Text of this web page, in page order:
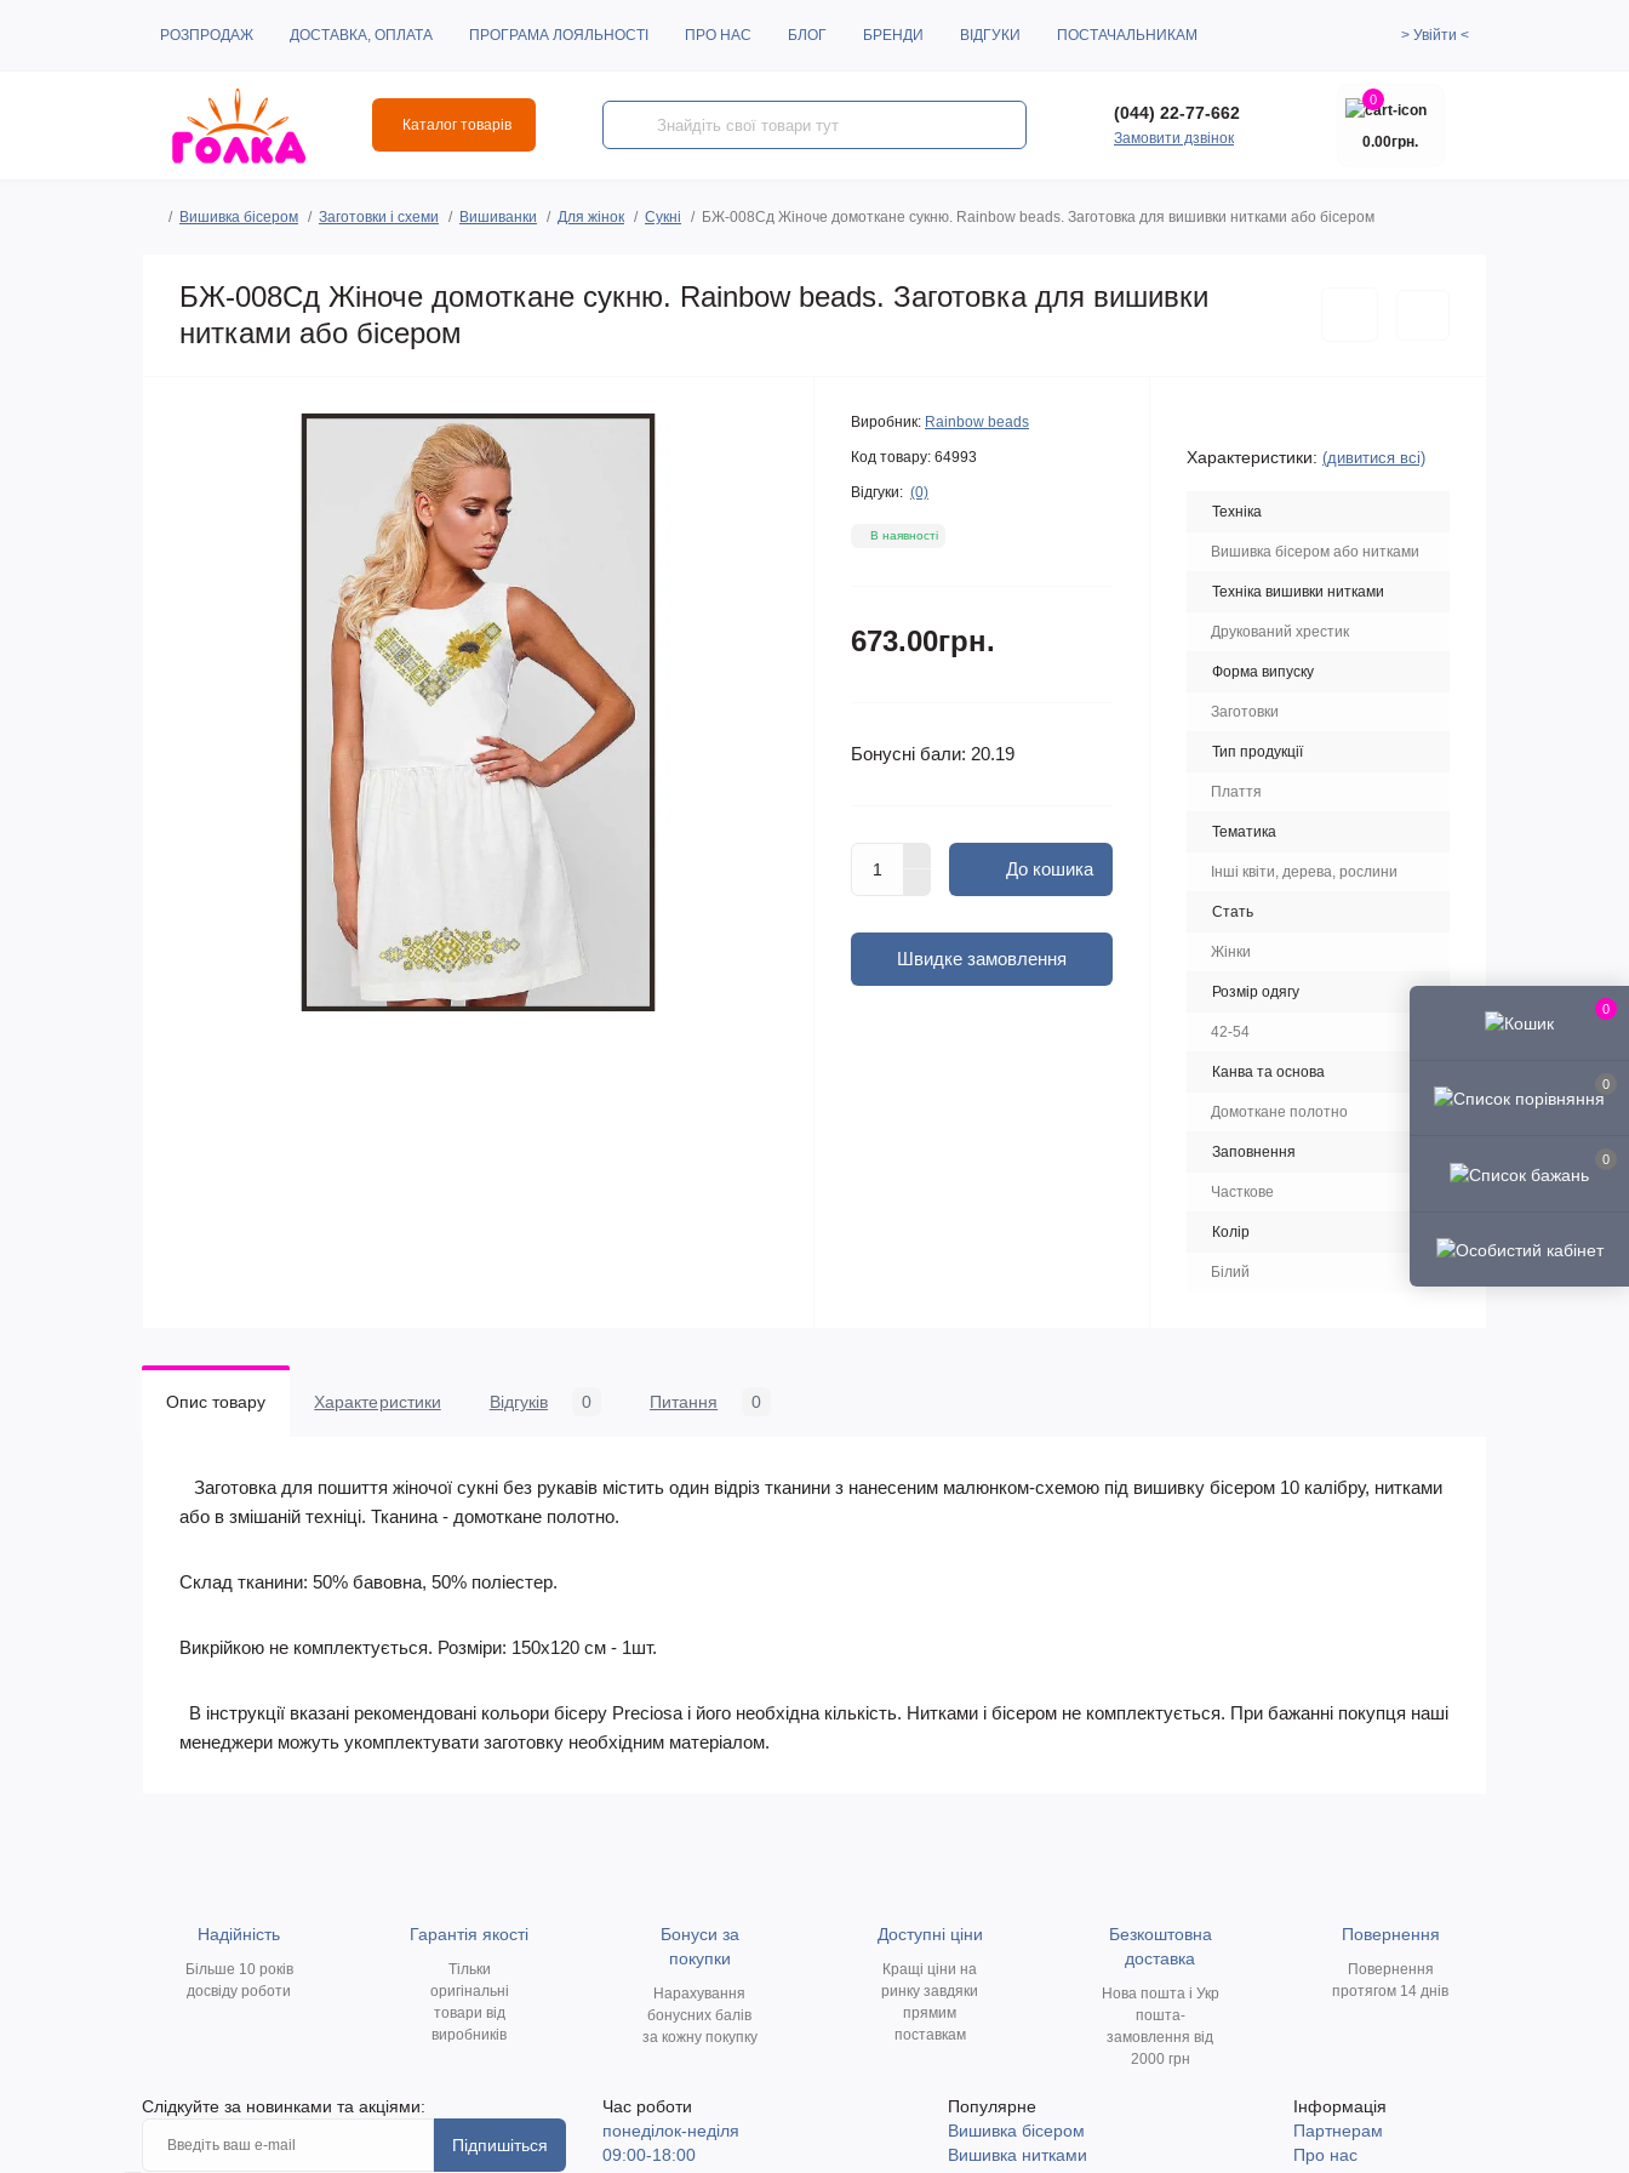
0
0
0
РОЗПРОДАЖ ДОСТАВКА, ОПЛАТА ПРОГРАМА ЛОЯЛЬНОСТІ ПРО НАС БЛОГ БРЕНДИ ВІДГУКИ ПОСТАЧАЛЬНИКАМ > Увійти <
Каталог товарів
(044) 22-77-662
Замовити дзвінок
0
0.00грн.
Вишивка бісером Заготовки і схеми Вишиванки Для жінок Сукні БЖ-008Сд Жіноче домоткане сукню. Rainbow beads. Заготовка для вишивки нитками або бісером
БЖ-008Сд Жіноче домоткане сукню. Rainbow beads. Заготовка для вишивки
нитками або бісером
Виробник: Rainbow beads
Код товару: 64993
Відгуки: (0)
В наявності
673.00грн.
Бонусні бали: 20.19
До кошика
Швидке замовлення
Характеристики: (дивитися всі)
Техніка
Вишивка бісером або нитками
Техніка вишивки нитками
Друкований хрестик
Форма випуску
Заготовки
Тип продукції
Плаття
Тематика
Інші квіти, дерева, рослини
Стать
Жінки
Розмір одягу
42-54
Канва та основа
Домоткане полотно
Заповнення
Часткове
Колір
Білий
Опис товару Характеристики Відгуків 0 Питання 0
Заготовка для пошиття жіночої сукні без рукавів містить один відріз тканини з нанесеним малюнком-схемою під вишивку бісером 10 калібру, нитками
або в змішаній техніці. Тканина - домоткане полотно.
Склад тканини: 50% бавовна, 50% поліестер.
Викрійкою не комплектується. Розміри: 150х120 см - 1шт.
В інструкції вказані рекомендовані кольори бісеру Preciosa і його необхідна кількість. Нитками і бісером не комплектується. При бажанні покупця наші
менеджери можуть укомплектувати заготовку необхідним матеріалом.
Надійність
Більше 10 років
досвіду роботи
Гарантія якості
Тільки
оригінальні
товари від
виробників
Бонуси за
покупки
Нарахування
бонусних балів
за кожну покупку
Доступні ціни
Кращі ціни на
ринку завдяки
прямим
поставкам
Безкоштовна
доставка
Нова пошта і Укр
пошта-
замовлення від
2000 грн
Повернення
Повернення
протягом 14 днів
Слідкуйте за новинками та акціями:
Підпишіться
Час роботи
понеділок-неділя
09:00-18:00
Популярне
Вишивка бісером
Вишивка нитками
Інформація
Партнерам
Про нас